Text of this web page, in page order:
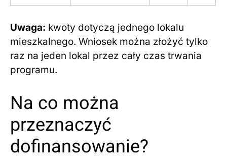
Uwaga: kwoty dotyczą jednego lokalu
mieszkalnego. Wniosek można złożyć tylko
raz na jeden lokal przez cały czas trwania
programu.
Na co można
przeznaczyć
dofinansowanie?